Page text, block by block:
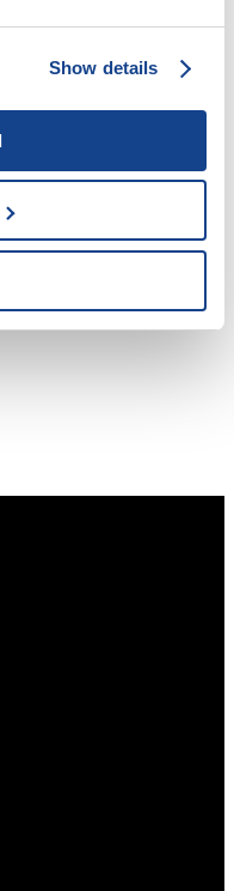
Show details
rodiny s dětmi